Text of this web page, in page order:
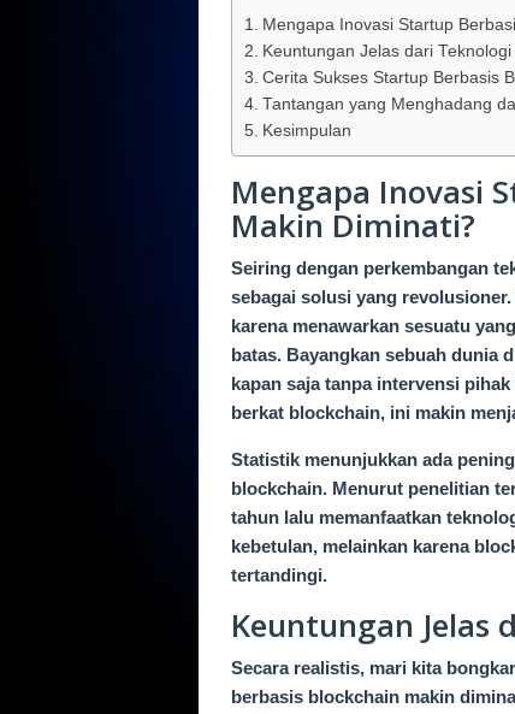
Mengapa Inovasi Startup
Keuntungan Jelas dari
Cerita Sukses Startup Berbasis
Tantangan yang Menghadang
Kesimpulan
Mengapa Inovasi
Makin Diminati?
Seiring dengan perkembangan
sebagai solusi yang
karena menawarkan sesuatu
batas. Bayangkan sebuah dunia
kapan saja tanpa intervensi
berkat blockchain, ini makin
Statistik menunjukkan ada
blockchain. Menurut penelitian
tahun lalu memanfaatkan
kebetulan, melainkan karena
tertandingi.
Keuntungan Jelas
Secara realistis, mari kita
berbasis blockchain makin